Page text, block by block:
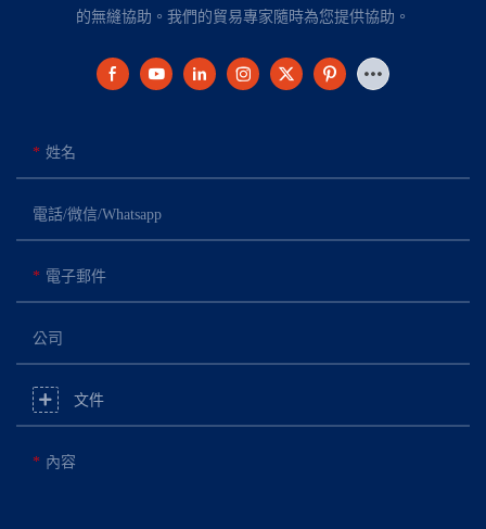
的無縫協助。我們的貿易專家隨時為您提供協助。
姓名
電話/微信/Whatsapp
電子郵件
公司
文件
內容